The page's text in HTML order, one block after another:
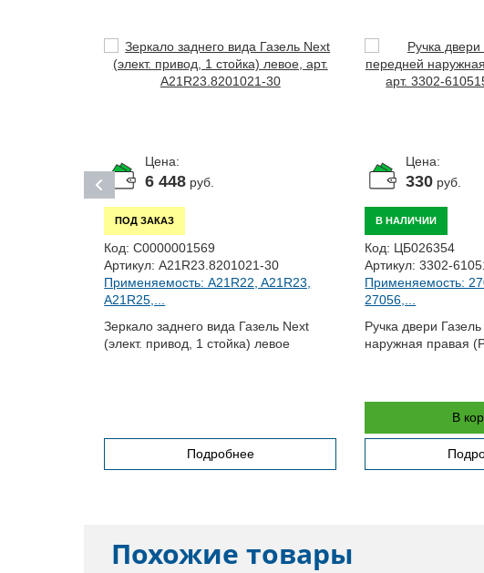
Цена:
6 448 руб.
ПОД ЗАКАЗ
Код: С0000001569
Артикул: A21R23.8201021-30
Применяемость: A21R22, A21R23,
A21R25,...
Зеркало заднего вида Газель Next
(элект. привод, 1 стойка) левое
Подробнее
Цена:
330 руб.
В НАЛИЧИИ
Код: ЦБ026354
Артикул: 3302-
Применяемость:
27056,...
Ручка двери
наружная правая
В
Похожие товары